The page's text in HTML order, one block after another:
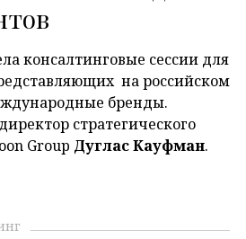
консалтинговые сессии для
на российском
бренды.
стратегического
Group Дуглас Кауфман.